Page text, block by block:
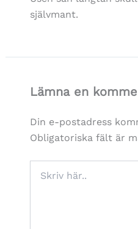
självmant.
Lämna en
Din e-postadress
Obligatoriska fält är
här..